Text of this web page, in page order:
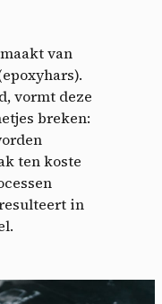
van
vormt deze
breken:
ten koste
in